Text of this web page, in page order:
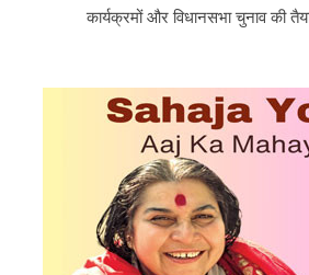
कार्यक्रमों और विधानसभा चुनाव की